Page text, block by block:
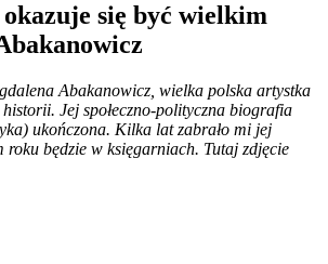
okazuje się być wielkim
Abakanowicz, wielka polska artystka
Jej społeczno-polityczna biografia
ukończona. Kilka lat zabrało mi jej
roku będzie w księgarniach. Tutaj zdjęcie